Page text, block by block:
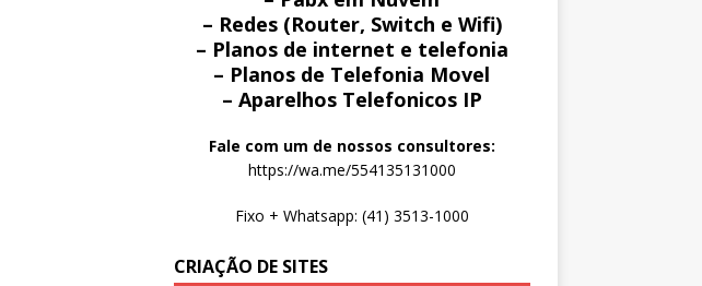
– Redes (Router, Switch e Wifi)
– Planos de internet e telefonia
– Planos de Telefonia Movel
– Aparelhos Telefonicos IP
Fale com um de nossos consultores:
https://wa.me/554135131000
Fixo + Whatsapp: (41) 3513-1000
CRIAÇÃO DE SITES